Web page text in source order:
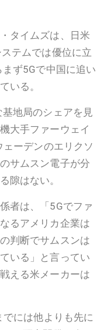
タイムズは、日米
テムでは優位に立
ず5Gで中国に追い
いる。
地局のシェアを見
大手ファーウェイ
ーデンのエリクソ
サムスン電子が分
隙はない。
者は、「5Gでファ
るアメリカ企業は
判断でサムスンは
いる」と言ってい
える米メーカーは
には他よりも先に